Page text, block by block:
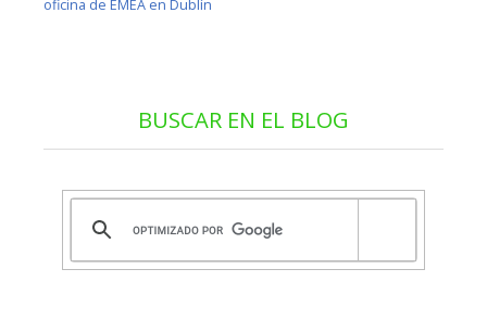
oficina de EMEA en Dublín
BUSCAR EN EL BLOG